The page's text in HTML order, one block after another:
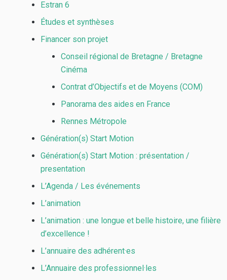
Estran 6
Études et synthèses
Financer son projet
Conseil régional de Bretagne / Bretagne
Cinéma
Contrat d’Objectifs et de Moyens (COM)
Panorama des aides en France
Rennes Métropole
Génération(s) Start Motion
Génération(s) Start Motion : présentation /
presentation
L’Agenda / Les événements
L’animation
L’animation : une longue et belle histoire, une filière
d’excellence !
L’annuaire des adhérent·es
L’Annuaire des professionnel·les